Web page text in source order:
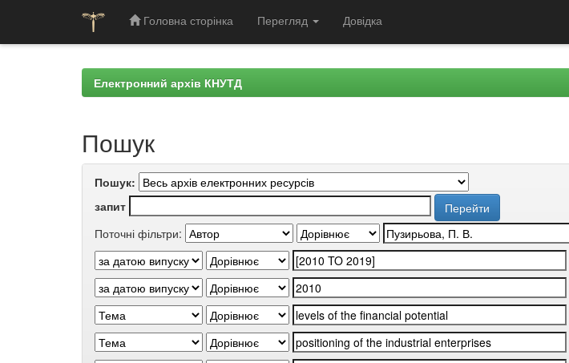
Головна сторінка Перегляд Довідка
Електронний архів КНУТД
Пошук
Пошук:
запит
Поточні фільтри: